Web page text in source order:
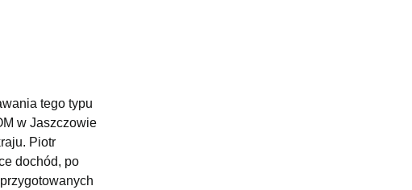
tego typu
w Jaszczowie
Piotr
dochód, po